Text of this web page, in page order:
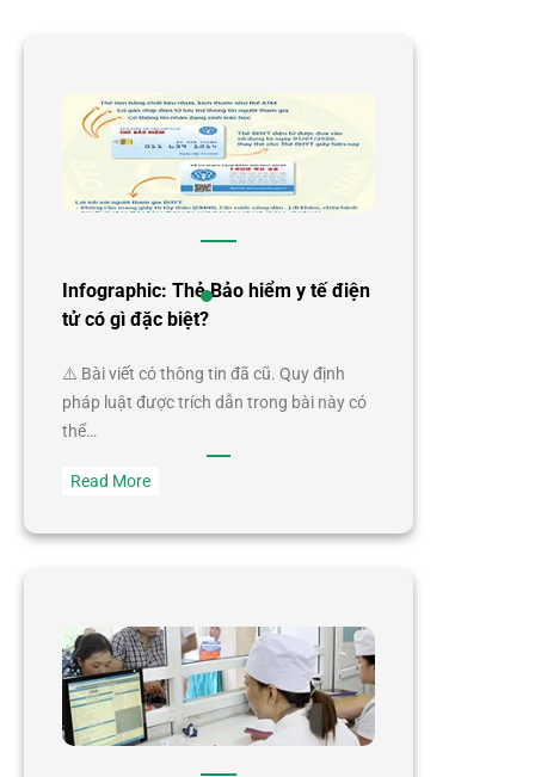
Infographic: Thẻ Bảo hiểm y tế điện
tử có gì đặc biệt?
⚠️ Bài viết có thông tin đã cũ. Quy định
pháp luật được trích dẫn trong bài này có
thể…
Read More:
Thẻ
y
tế
điện
tử
có